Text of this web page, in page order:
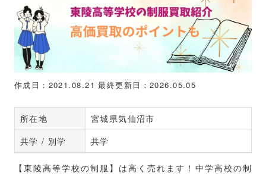
作成日：2021.08.21 最終更新日：2026.05.05
所在地
宮城県気仙沼市
共学 / 別学
共学
【東陵高等学校の制服】は高く売れます！中学高校の制